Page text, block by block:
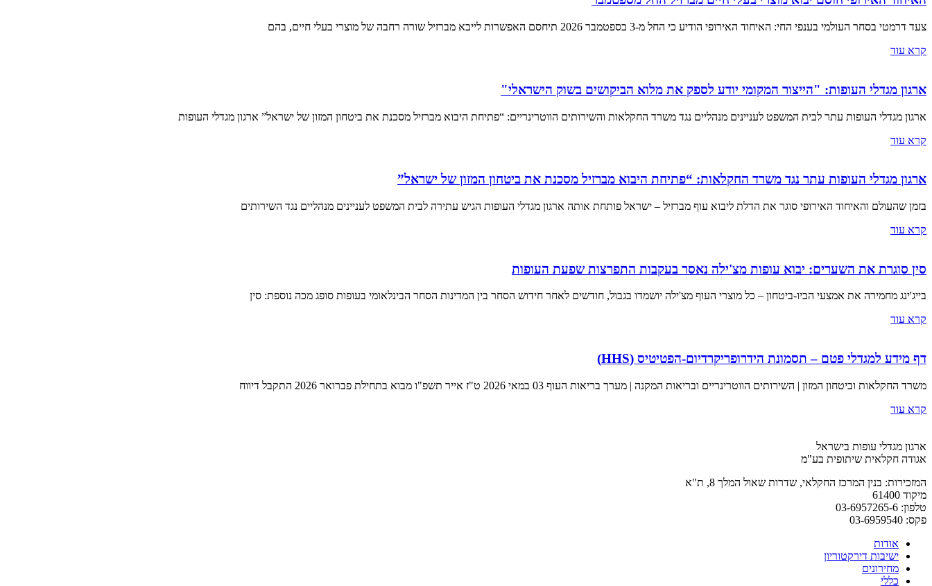
צעד דרמטי בסחר העולמי בענפי החי: האיחוד האירופי הודיע כי החל מ-3 בספטמבר 2026 תיחסם האפשרות לייבא מברזיל שורה רחבה של מוצרי בעלי חיים, בהם
קרא עוד
ארגון מגדלי העופות: "הייצור המקומי יודע לספק את מלוא הביקושים בשוק הישראלי"
ארגון מגדלי העופות עתר לבית המשפט לעניינים מנהליים נגד משרד החקלאות והשירותים הווטרינריים: “פתיחת היבוא מברזיל מסכנת את ביטחון המזון של ישראל” ארגון מגדלי העופות
קרא עוד
ארגון מגדלי העופות עתר נגד משרד החקלאות: “פתיחת היבוא מברזיל מסכנת את ביטחון המזון של ישראל”
בזמן שהעולם והאיחוד האירופי סוגר את הדלת ליבוא עוף מברזיל – ישראל פותחת אותה ארגון מגדלי העופות הגיש עתירה לבית המשפט לעניינים מנהליים נגד השירותים
קרא עוד
סין סוגרת את השערים: יבוא עופות מצ'ילה נאסר בעקבות התפרצות שפעת העופות
בייג'ינג מחמירה את אמצעי הביו-ביטחון – כל מוצרי העוף מצ'ילה יושמדו בגבול, חודשים לאחר חידוש הסחר בין המדינות הסחר הבינלאומי בעופות סופג מכה נוספת: סין
קרא עוד
דף מידע למגדלי פטם – תסמונת הידרופריקרדיום-הפטיטיס (HHS)
משרד החקלאות וביטחון המזון | השירותים הווטרינריים ובריאות המקנה | מערך בריאות העוף 03 במאי 2026 ט"ז אייר תשפ"ו מבוא בתחילת פברואר 2026 התקבל דיווח
קרא עוד
ארגון מגדלי עופות בישראל
אגודה חקלאית שיתופית בע"מ
המזכירות: בנין המרכז החקלאי, שדרות שאול המלך 8, ת"א
מיקוד 61400
טלפון: 03-6957265-6
פקס: 03-6959540
אודות
ישיבות דירקטוריון
מחירונים
כללי